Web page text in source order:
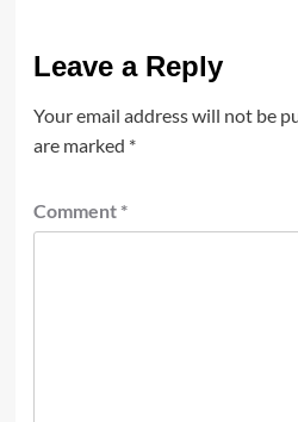
Leave a Reply
Your email address will not be
are marked *
Comment *